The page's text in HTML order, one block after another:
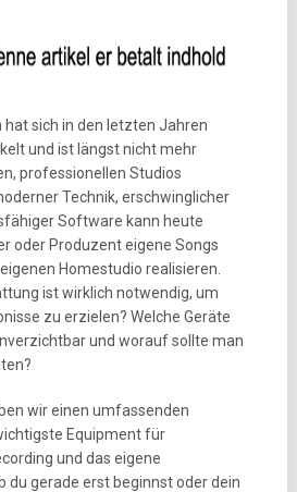
hat sich in den letzten Jahren
und ist längst nicht mehr
professionellen Studios
Technik, erschwinglicher
Software kann heute
oder Produzent eigene Songs
Homestudio realisieren.
ist wirklich notwendig, um
zu erzielen? Welche Geräte
und worauf sollte man
wir einen umfassenden
Equipment für
und das eigene
du gerade erst beginnst oder dein